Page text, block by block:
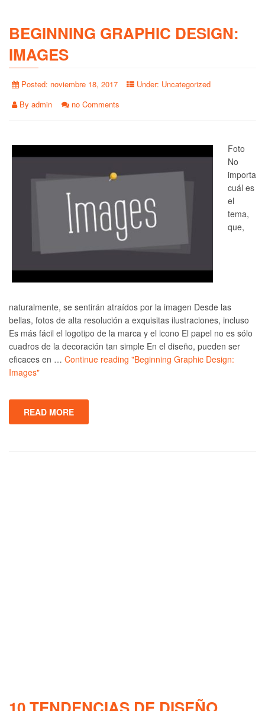
BEGINNING GRAPHIC DESIGN:
IMAGES
Posted: noviembre 18, 2017 Under: Uncategorized
By admin no Comments
Foto
No
importa
cuál es
el
tema,
que,
naturalmente, se sentirán atraídos por la imagen Desde las
bellas, fotos de alta resolución a exquisitas ilustraciones, incluso
Es más fácil el logotipo de la marca y el icono El papel no es sólo
cuadros de la decoración tan simple En el diseño, pueden ser
eficaces en … Continue reading "Beginning Graphic Design:
Images"
READ MORE